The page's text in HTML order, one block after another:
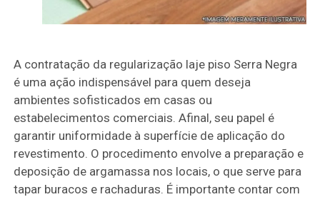
A contratação da regularização laje piso Serra Negra
é uma ação indispensável para quem deseja
ambientes sofisticados em casas ou
estabelecimentos comerciais. Afinal, seu papel é
garantir uniformidade à superfície de aplicação do
revestimento. O procedimento envolve a preparação e
deposição de argamassa nos locais, o que serve para
tapar buracos e rachaduras. É importante contar com